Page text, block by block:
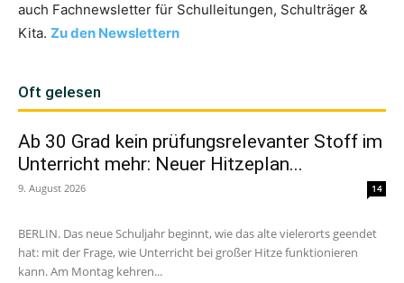
auch Fachnewsletter für Schulleitungen, Schulträger &
Kita. Zu den Newslettern
Oft gelesen
Ab 30 Grad kein prüfungsrelevanter Stoff im
Unterricht mehr: Neuer Hitzeplan...
9. August 2026 14
BERLIN. Das neue Schuljahr beginnt, wie das alte vielerorts geendet
hat: mit der Frage, wie Unterricht bei großer Hitze funktionieren
kann. Am Montag kehren...